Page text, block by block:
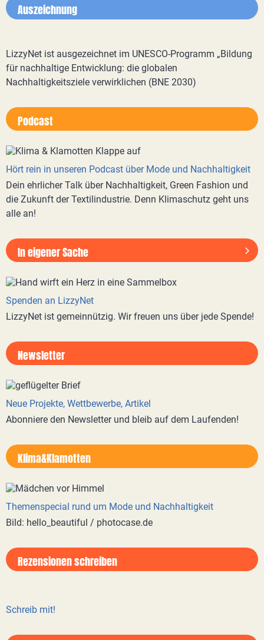
Auszeichnung
LizzyNet ist ausgezeichnet im UNESCO-Programm „Bildung
für nachhaltige Entwicklung: die globalen
Nachhaltigkeitsziele verwirklichen (BNE 2030)
Podcast
Hört rein in unseren Podcast über Mode und Nachhaltigkeit
Dein ehrlicher Talk über Nachhaltigkeit, Green Fashion und
die Zukunft der Textilindustrie. Denn Klimaschutz geht uns
alle an!
In eigener Sache
Spenden an LizzyNet
LizzyNet ist gemeinnützig. Wir freuen uns über jede Spende!
Newsletter
Neue Projekte, Wettbewerbe, Artikel
Abonniere den Newsletter und bleib auf dem Laufenden!
Klima&Klamotten
Themenspecial rund um Mode und Nachhaltigkeit
Bild: hello_beautiful / photocase.de
Rezensionen schreiben
Schreib mit!